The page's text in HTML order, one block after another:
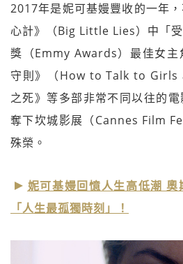
2017年是妮可基嫚豐收的一年
心計》（Big Little Lies）中「
獎（Emmy Awards）最佳女主
守則》（How to Talk to Girls
之死》等多部非常不同以往的電
奪下坎城影展（Cannes Film
殊榮。
妮可基嫚回憶人生高低潮
「人生最孤獨時刻」！